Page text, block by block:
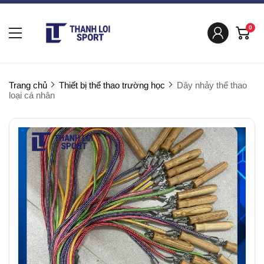
0
Trang chủ Thiết bị thể thao trường học
Dây nhảy thể thao
loại cá nhân